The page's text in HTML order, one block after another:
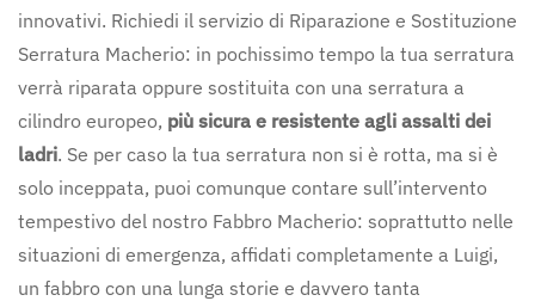
innovativi. Richiedi il servizio di Riparazione e Sostituzione
Serratura Macherio: in pochissimo tempo la tua serratura
verrà riparata oppure sostituita con una serratura a
cilindro europeo, più sicura e resistente agli assalti dei
ladri. Se per caso la tua serratura non si è rotta, ma si è
solo inceppata, puoi comunque contare sull’intervento
tempestivo del nostro Fabbro Macherio: soprattutto nelle
situazioni di emergenza, affidati completamente a Luigi,
un fabbro con una lunga storie e davvero tanta